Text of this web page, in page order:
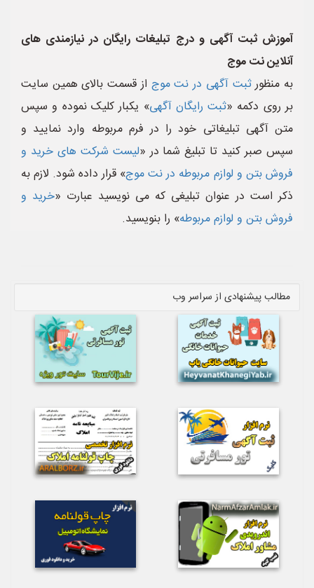
آموزش ثبت آگهی و درج تبلیغات رایگان در نیازمندی های
آنلاین نت موج
به منظورثبت آگهی در نت موج از قسمت بالای همین سایت
بر روی دکمه «ثبت رایگان آگهی» یکبار کلیک نموده و سپس
متن آگهی تبلیغاتی خود را در فرم مربوطه وارد نمایید و
سپس صبر کنید تا تبلیغ شما در «لیست شرکت های خرید و
فروش بتن و لوازم مربوطه در نت موج» قرار داده شود. لازم به
ذکر است در عنوان تبلیغی که می نویسید عبارت «خرید و
فروش بتن و لوازم مربوطه» را بنویسید.
مطالب پیشنهادی از سراسر وب